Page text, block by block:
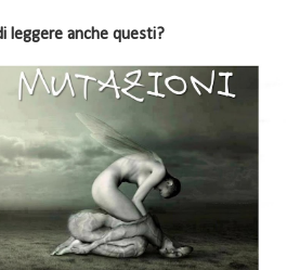
leggere anche questi?